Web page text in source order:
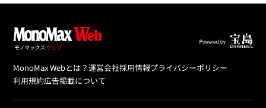
MonoMax Webとは？運営会社採用情報プライバシーポリシー
利用規約広告掲載について